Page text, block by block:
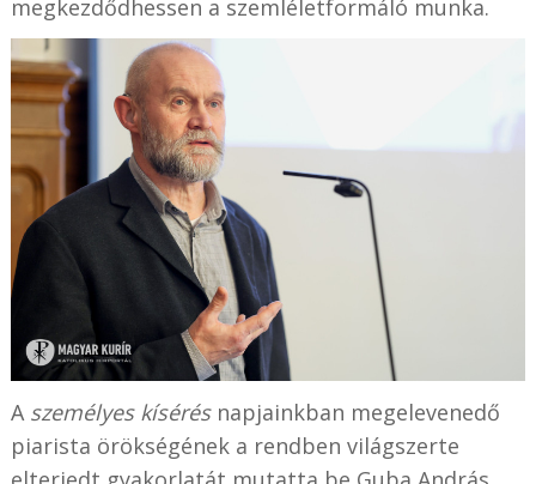
megkezdődhessen a szemléletformáló munka.
A személyes kísérésnapjainkban megelevenedő
piarista örökségének a rendben világszerte